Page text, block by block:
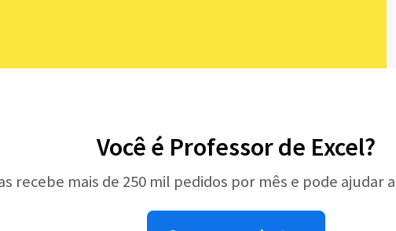
Você é Professor de Excel?
recebe mais de 250 mil pedidos por mês e pode ajudar